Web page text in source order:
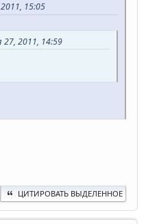
15:05
2011, 14:59
ЦИТИРОВАТЬ ВЫДЕЛЕННОЕ